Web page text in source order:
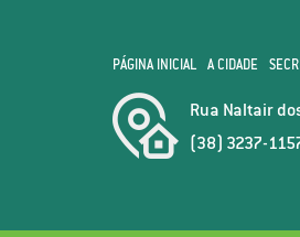
PÁGINA INICIAL A CIDADE
Rua Naltair
(38) 3237-